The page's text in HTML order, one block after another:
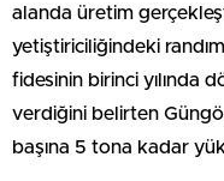
alanda üretim
yetiştiriciliğindeki
fidesinin birinci yılında
verdiğini belirten
başına 5 tona kadar